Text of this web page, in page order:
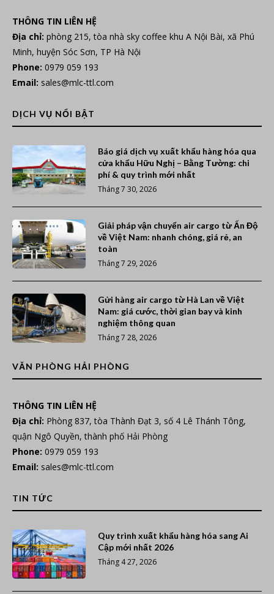
THÔNG TIN LIÊN HỆ
Địa chỉ: phòng 215, tòa nhà sky coffee khu A Nội Bài, xã Phú
Minh, huyện Sóc Sơn, TP Hà Nội
Phone: 0979 059 193
Email: sales@mlc-ttl.com
DỊCH VỤ NỔI BẬT
Báo giá dịch vụ xuất khẩu hàng hóa qua
cửa khẩu Hữu Nghị – Bằng Tường: chi
phí & quy trình mới nhất
Tháng 7 30, 2026
Giải pháp vận chuyển air cargo từ Ấn Độ
về Việt Nam: nhanh chóng, giá rẻ, an
toàn
Tháng 7 29, 2026
Gửi hàng air cargo từ Hà Lan về Việt
Nam: giá cước, thời gian bay và kinh
nghiệm thông quan
Tháng 7 28, 2026
VĂN PHÒNG HẢI PHÒNG
THÔNG TIN LIÊN HỆ
Địa chỉ: Phòng 837, tòa Thành Đạt 3, số 4 Lê Thánh Tông,
quận Ngô Quyền, thành phố Hải Phòng
Phone: 0979 059 193
Email: sales@mlc-ttl.com
TIN TỨC
Quy trình xuất khẩu hàng hóa sang Ai
Cập mới nhất 2026
Tháng 4 27, 2026